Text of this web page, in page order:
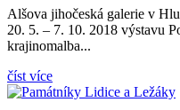
Alšova jihočeská galerie v
20. 5. – 7. 10. 2018 výstavu
krajinomalba...
číst více